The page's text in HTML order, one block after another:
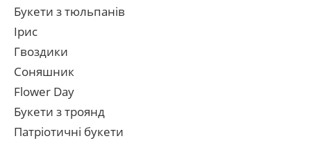
Букети з тюльпанів
Ірис
Гвоздики
Соняшник
Flower Day
Букети з троянд
Патріотичні букети